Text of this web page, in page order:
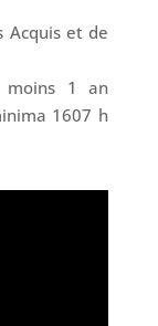
Acquis et de
moins 1 an
1607 h